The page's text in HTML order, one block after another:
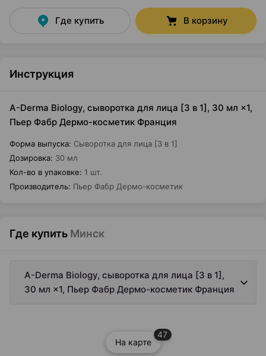
Где купить В корзину
Инструкция
A-Derma Biology, сыворотка для лица [3 в 1], 30 мл ×1,
Пьер Фабр Дермо-косметик Франция
Форма выпуска: Сыворотка для лица [3 в 1]
Дозировка: 30 мл
Кол-во в упаковке: 1 шт.
Производитель: Пьер Фабр Дермо-косметик
Где купить Минск
A-Derma Biology, сыворотка для лица [3 в 1],
30 мл ×1, Пьер Фабр Дермо-косметик Франция
На карте
47